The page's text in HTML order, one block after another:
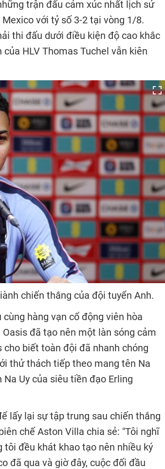
trận đấu cảm xúc nhất lịch sử
với tỷ số 3-2 tại vòng 1/8.
thi đấu dưới điều kiện độ cao khắc
HLV Thomas Tuchel vẫn kiên
chiến thắng của đội tuyển Anh.
hàng vạn cổ động viên hòa
đã tạo nên một làn sóng cảm
cho biết toàn đội đã nhanh chóng
thử thách tiếp theo mang tên Na
Uy của siêu tiền đạo Erling
lấy lại sự tập trung sau chiến thắng
chế Aston Villa chia sẻ: "Tôi nghĩ
đều khát khao tạo nên nhiều ký
đã qua và giờ đây, cuộc đối đầu